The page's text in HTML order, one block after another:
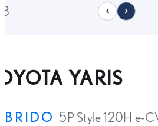
YARIS
5P Style 120H e-